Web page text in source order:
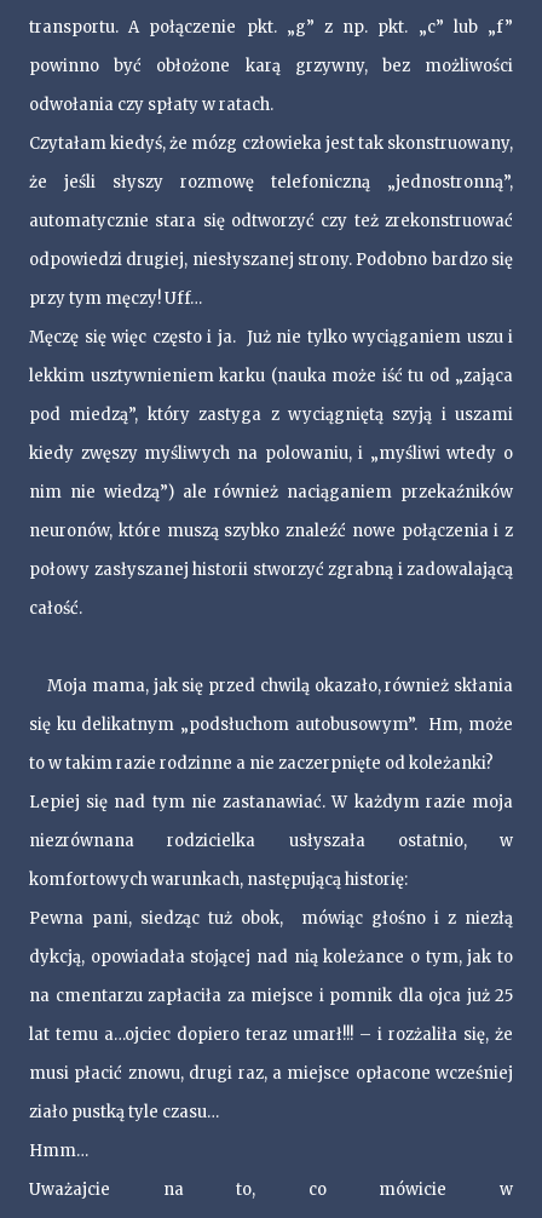
transportu. A połączenie pkt. „g” z np. pkt. „c” lub „f”
powinno być obłożone karą grzywny, bez możliwości
odwołania czy spłaty w ratach.
Czytałam kiedyś, że mózg człowieka jest tak skonstruowany,
że jeśli słyszy rozmowę telefoniczną „jednostronną”,
automatycznie stara się odtworzyć czy też zrekonstruować
odpowiedzi drugiej, niesłyszanej strony. Podobno bardzo się
przy tym męczy! Uff…
Męczę się więc często i ja. Już nie tylko wyciąganiem uszu i
lekkim usztywnieniem karku (nauka może iść tu od „zająca
pod miedzą”, który zastyga z wyciągniętą szyją i uszami
kiedy zwęszy myśliwych na polowaniu, i „myśliwi wtedy o
nim nie wiedzą”) ale również naciąganiem przekaźników
neuronów, które muszą szybko znaleźć nowe połączenia i z
połowy zasłyszanej historii stworzyć zgrabną i zadowalającą
całość.
Moja mama, jak się przed chwilą okazało, również skłania
się ku delikatnym „podsłuchom autobusowym”. Hm, może
to w takim razie rodzinne a nie zaczerpnięte od koleżanki?
Lepiej się nad tym nie zastanawiać. W każdym razie moja
niezrównana rodzicielka usłyszała ostatnio, w
komfortowych warunkach, następującą historię:
Pewna pani, siedząc tuż obok, mówiąc głośno i z niezłą
dykcją, opowiadała stojącej nad nią koleżance o tym, jak to
na cmentarzu zapłaciła za miejsce i pomnik dla ojca już 25
lat temu a…ojciec dopiero teraz umarł!!! – i rozżaliła się, że
musi płacić znowu, drugi raz, a miejsce opłacone wcześniej
ziało pustką tyle czasu…
Hmm…
Uważajcie na to, co mówicie w